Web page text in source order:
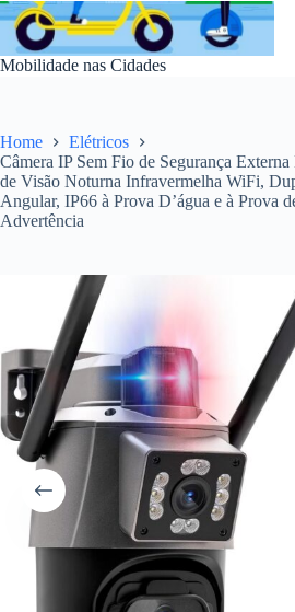
Pular
para
conteúdo
Mobilidade nas Cidades
Home
Elétricos
Câmera IP Sem Fio de Segurança
de Visão Noturna Infravermelha WiFi,
Angular, IP66 à Prova D’água e à Prova
Advertência